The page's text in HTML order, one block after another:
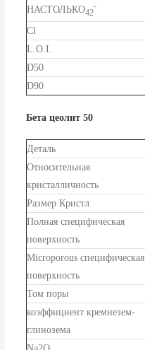
НАСТОЛЬКО42
-
Cl
L.O.I.
D50
D90
Бета цеолит 50
Деталь
Относительная
кристалличность
Размер Кристл
Полная специфическая
поверхность
Microporous специфическая
поверхность
Том поры
коэффициент кремнезем-
глинозема